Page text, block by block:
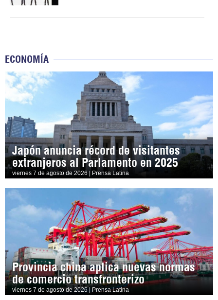
ECONOMÍA
Japón anuncia récord de visitantes
extranjeros al Parlamento en 2025
viernes 7 de agosto de 2026 | Prensa Latina
Provincia china aplica nuevas normas
de comercio transfronterizo
viernes 7 de agosto de 2026 | Prensa Latina